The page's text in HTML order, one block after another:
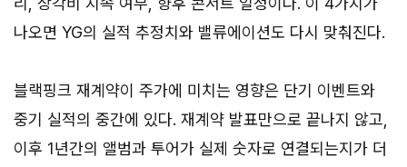
나오면 YG의 실적 추정치와 밸류에이션도 다시 맞춰진다.
블랙핑크 재계약이 주가에 미치는 영향은 단기 이벤트와
중기 실적의 중간에 있다. 재계약 발표만으로 끝나지 않고,
이후 1년간의 앨범과 투어가 실제 숫자로 연결되는지가 더